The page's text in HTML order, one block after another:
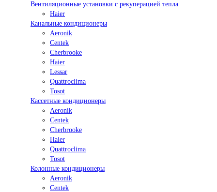
Вентиляционные установки с рекуперацией тепла
Haier
Канальные кондиционеры
Aeronik
Centek
Cherbrooke
Haier
Lessar
Quattroclima
Tosot
Кассетные кондиционеры
Aeronik
Centek
Cherbrooke
Haier
Quattroclima
Tosot
Колонные кондиционеры
Aeronik
Centek